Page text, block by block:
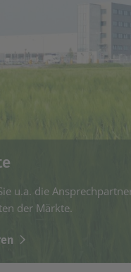
u.a. die
der Märkte.